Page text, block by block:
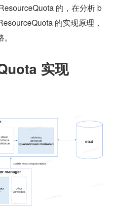
的，在分析 b
的实现原理，
实现